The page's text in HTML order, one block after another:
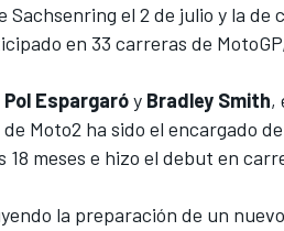
el 2 de julio y la de
en 33 carreras de MotoGP
Pol Espargaróy Bradley Smith,
Moto2 ha sido el encargado
meses e hizo el debut en
la preparación de un